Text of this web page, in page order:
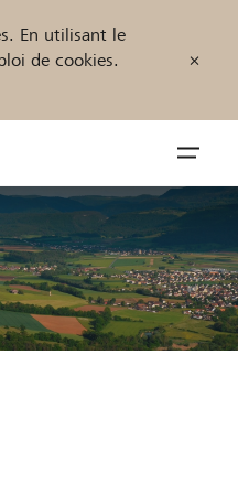
En utilisant le
de cookies.
öffnen